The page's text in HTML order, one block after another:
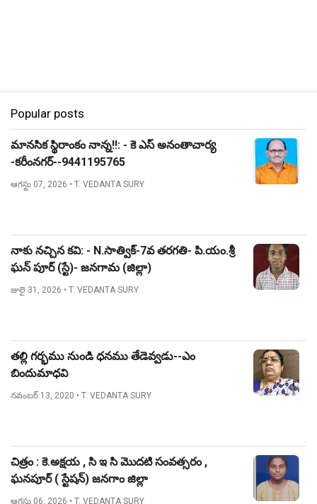
Popular posts
మానసిక స్థిరాంకం నాన్న!!: - కె ఎస్ అనంతాచార్య
-కరీంనగర్--9441195765
ఆగస్టు 07, 2026 • T. VEDANTA SURY
నాకు నచ్చిన కవి: - N.సాత్విక్-7వ తరగతి- పి.యం.శ్రీ
ఘన్ పూర్ (స్టే)- జనగామ (జిల్లా)
జులై 31, 2026 • T. VEDANTA SURY
తల్లి గర్భము నుండి ధనము తేడెవ్వడు--ఎం
బిందుమాధవి
నవంబర్ 13, 2020 • T. VEDANTA SURY
చిత్రం : కె.అక్షయ , సి ఇ సి మొదటి సంవత్సరం ,
ఘనపూర్ ( స్టేషన్) జనగాం జిల్లా
ఆగస్టు 06, 2026 • T. VEDANTA SURY